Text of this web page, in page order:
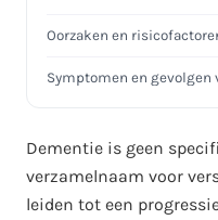
Oorzaken en
Symptomen en gevolgen
Dementie is geen
verzamelnaam voor
leiden tot een